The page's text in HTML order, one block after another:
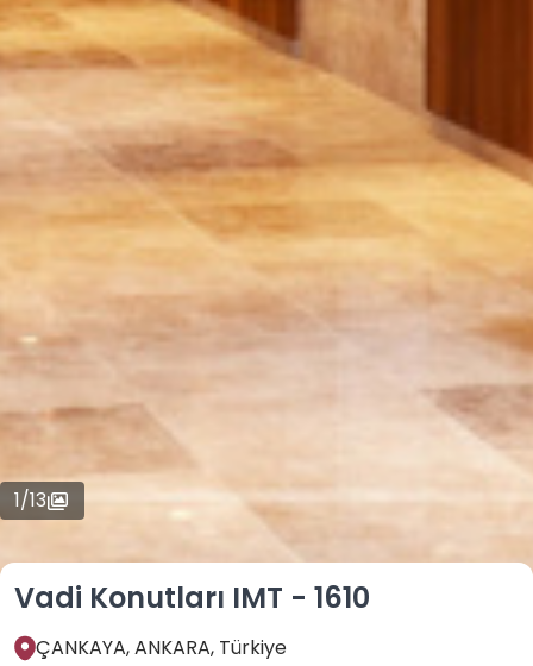
1/13
Vadi Konutları IMT - 1610
ÇANKAYA, ANKARA, Türkiye